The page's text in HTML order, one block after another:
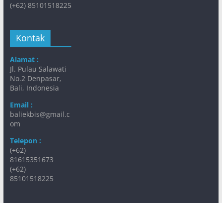
(+62) 85101518225
Kontak
Alamat :
Jl. Pulau Salawati
No.2 Denpasar,
Bali, Indonesia
Email :
baliekbis@gmail.c
om
Telepon :
(+62)
81615351673
(+62)
85101518225